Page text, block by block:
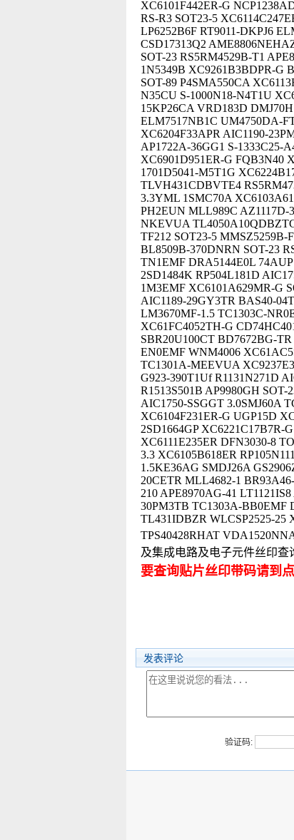
XC6101F442ER-G
RS-R3 SOT23-5
LP6252B6F RT9011-DKPJ6
CSD17313Q2
SOT-23 RS5RM4529B-T1
1N5349B XC9261B3BDPR-G
SOT-89 P4SMA550CA
N35CU S-1000N18-N4T1U
15KP26CA VRD183D
ELM7517NB1C UM4750DA-
XC6204F33APR AIC1190-
AP1722A-36GG1 S-1333C25-
XC6901D951ER-G FQB3N40
1701D5041-M5T1G
TLVH431CDBVTE4
3.3YML 1SMC70A
PH2EUN MLL989C AZ1117D-
NKEVUA
TF212 SOT23-5 MMSZ5259B-
BL8509B-370DNRN SOT-23
TN1EMF DRA5144E0L
2SD1484K RP504L181D
1M3EMF XC6101A629MR-G
AIC1189-29GY3TR BAS40-
LM3670MF-1.5 TC1303C-
XC61FC4052TH-G
SBR20U100CT BD7672BG-
EN0EMF WNM4006
TC1301A-MEEVUA
G923-390T1Uf R1131N271D
R1513S501B AP9980GH
AIC1750-SSGGT 3.0SMJ60A
XC6104F231ER-G UGP15D
2SD1664GP XC6221C17B7R-
XC6111E235ER DFN3030-8
3.3 XC6105B618ER
1.5KE36AG SMDJ26A
20CETR MLL4682-1
210 APE8970AG-41
30PM3TB TC1303A-BB0EMF
TL431IDBZR WLCSP2525-25
TPS40428RHAT
及集成电路及电子元件丝印查
要查询贴片丝印带码请到
发表评论
验证码: